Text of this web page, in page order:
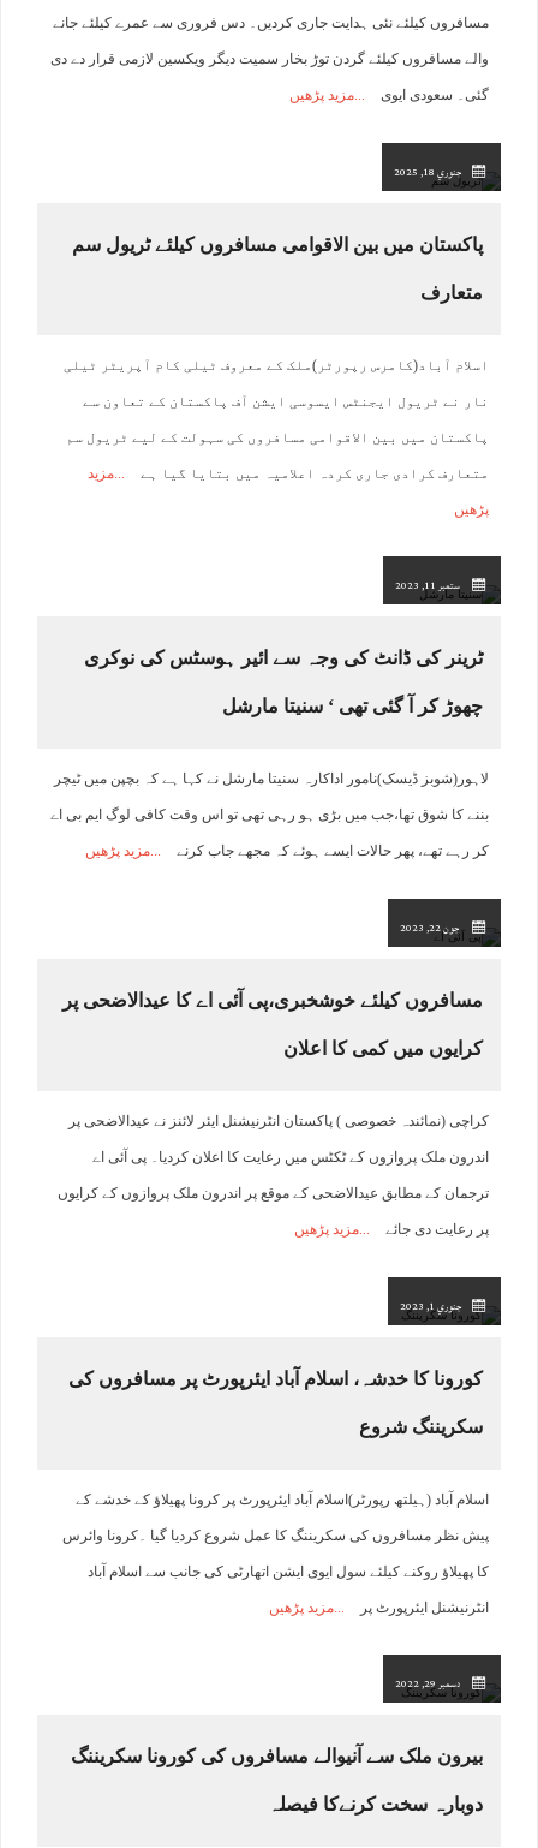
مسافروں کیلئے نئی ہدایت جاری کردیں۔ دس فروری سے عمرے کیلئے جانے
والے مسافروں کیلئے گردن توڑ بخار سمیت دیگر ویکسین لازمی قرار دے دی
گئی۔ سعودی ایوی مزید پڑھیں
جنوري 18, 2025
پاکستان میں بین الاقوامی مسافروں کیلئے ٹریول سم
متعارف
اسلام آباد(کامرس رپورٹر)ملک کے معروف ٹیلی کام آپریٹر ٹیلی
نار نے ٹریول ایجنٹس ایسوسی ایشن آف پاکستان کے تعاون سے
پاکستان میں بین الاقوامی مسافروں کی سہولت کے لیے ٹریول سم
متعارف کرادی جاری کردہ اعلامیہ میں بتایا گیا ہے مزید
پڑھیں
ستمبر 11, 2023
ٹرینر کی ڈانٹ کی وجہ سے ائیر ہوسٹس کی نوکری
چھوڑ کر آ گئی تھی ‘ سنیتا مارشل
لاہور(شوبز ڈیسک)نامور اداکارہ سنیتا مارشل نے کہا ہے کہ بچپن میں ٹیچر
بننے کا شوق تھا،جب میں بڑی ہو رہی تھی تو اس وقت کافی لوگ ایم بی اے
کر رہے تھے، پھر حالات ایسے ہوئے کہ مجھے جاب کرنے مزید پڑھیں
جون 22, 2023
مسافروں کیلئے خوشخبری،پی آئی اے کا عیدالاضحی پر
کرایوں میں کمی کا اعلان
کراچی (نمائندہ خصوصی ) پاکستان انٹرنیشنل ایئر لائنز نے عیدالاضحی پر
اندرون ملک پروازوں کے ٹکٹس میں رعایت کا اعلان کردیا۔ پی آئی اے
ترجمان کے مطابق عیدالاضحی کے موقع پر اندرون ملک پروازوں کے کرایوں
پر رعایت دی جائے مزید پڑھیں
جنوري 1, 2023
کورونا کا خدشہ، اسلام آباد ایئرپورٹ پر مسافروں کی
سکریننگ شروع
اسلام آباد (ہیلتھ رپورٹر)اسلام آباد ایئرپورٹ پر کرونا پھیلاؤ کے خدشے کے
پیش نظر مسافروں کی سکریننگ کا عمل شروع کردیا گیا ۔کرونا وائرس
کا پھیلاؤ روکنے کیلئے سول ایوی ایشن اتھارٹی کی جانب سے اسلام آباد
انٹرنیشنل ایئرپورٹ پر مزید پڑھیں
دسمبر 29, 2022
بیرون ملک سے آنیوالے مسافروں کی کورونا سکریننگ
دوبارہ سخت کرنےکا فیصلہ